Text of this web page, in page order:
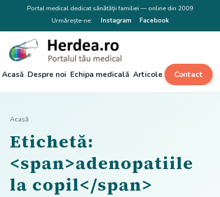
Portal medical dedicat sănătății familiei — online din 2009
Urmărește-ne:
Instagram Facebook
Acasă Despre noi Echipa medicală Articole Contact
Acasă
Etichetă:
<span>adenopatiile
la copil</span>